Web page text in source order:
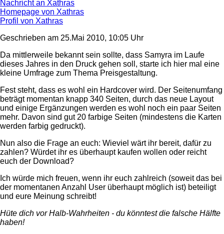
Nachricht an Xathras
Homepage von Xathras
Profil von Xathras
Geschrieben am 25.Mai 2010, 10:05 Uhr
Da mittlerweile bekannt sein sollte, dass Samyra im Laufe
dieses Jahres in den Druck gehen soll, starte ich hier mal eine
kleine Umfrage zum Thema Preisgestaltung.
Fest steht, dass es wohl ein Hardcover wird. Der Seitenumfang
beträgt momentan knapp 340 Seiten, durch das neue Layout
und einige Ergänzungen werden es wohl noch ein paar Seiten
mehr. Davon sind gut 20 farbige Seiten (mindestens die Karten
werden farbig gedruckt).
Nun also die Frage an euch: Wieviel wärt ihr bereit, dafür zu
zahlen? Würdet ihr es überhaupt kaufen wollen oder reicht
euch der Download?
Ich würde mich freuen, wenn ihr euch zahlreich (soweit das bei
der momentanen Anzahl User überhaupt möglich ist) beteiligt
und eure Meinung schreibt!
Hüte dich vor Halb-Wahrheiten - du könntest die falsche Hälfte
haben!